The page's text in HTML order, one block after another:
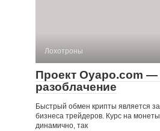
Лохотроны
Проект Oyapo.com
разоблачение
Быстрый обмен крипты является
бизнеса трейдеров. Курс на
динамично, так